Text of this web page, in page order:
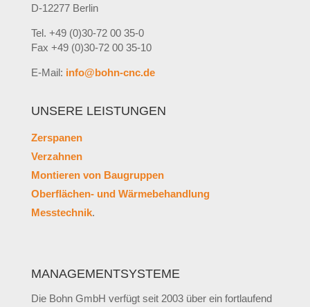
D-12277 Berlin
Tel. +49 (0)30-72 00 35-0
Fax +49 (0)30-72 00 35-10
E-Mail: info@bohn-cnc.de
UNSERE LEISTUNGEN
Zerspanen
Verzahnen
Montieren von Baugruppen
Oberflächen- und Wärmebehandlung
Messtechnik.
MANAGEMENTSYSTEME
Die Bohn GmbH verfügt seit 2003 über ein fortlaufend